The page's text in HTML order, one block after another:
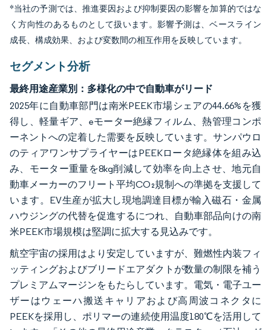
*当社の予測では、推進要因および抑制要因の影響を加算的ではな
く方向性のあるものとして扱います。影響予測は、ベースライン
成長、構成効果、および変数間の相互作用を反映しています。
セグメント分析
最終用途産業別：多様化の中で自動車がリード
2025年に自動車部門は南米PEEK市場シェアの44.66%を獲
得し、軽量ギア、eモーター絶縁フィルム、熱管理コンポ
ーネントへの定着した需要を反映しています。サンパウロ
のティアワンサプライヤーはPEEKロータ絶縁体を組み込
み、モーター重量を8kg削減して効率を向上させ、地元自
動車メーカーのフリート平均CO₂規制への準拠を支援して
います。EV生産が拡大し現地調達目標が輸入磁石・金属
ハウジングの代替を促進するにつれ、自動車部品向けの南
米PEEK市場規模は堅調に拡大する見込みです。
航空宇宙の採用はより安定していますが、難燃性内装フィ
ッティングおよびブリードエアダクトが数量の制限を補う
プレミアムマージンをもたらしています。電気・電子ユー
ザーはウェーハ搬送キャリアおよび高周波コネクタに
PEEKを採用し、ポリマーの連続使用温度180℃を活用して